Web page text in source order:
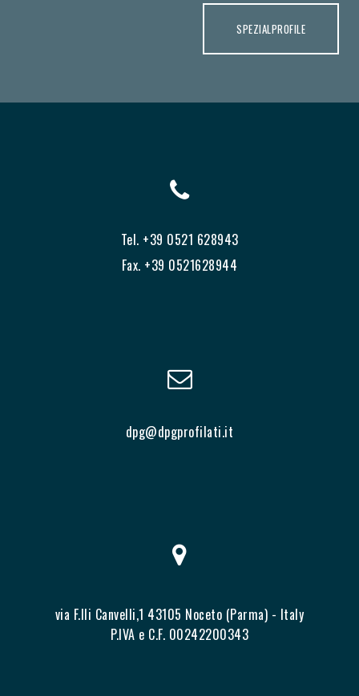
SPEZIALPROFILE
Tel. +39 0521 628943
Fax. +39 0521628944
dpg@dpgprofilati.it
via F.lli Canvelli,1 43105 Noceto (Parma) - Italy
P.IVA e C.F. 00242200343